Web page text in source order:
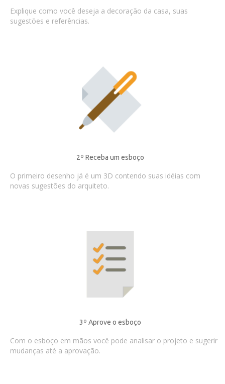
Explique como você deseja a decoração da casa, suas
sugestões e referências.
2º Receba um esboço
O primeiro desenho já é um 3D contendo suas idéias com
novas sugestões do arquiteto.
3º Aprove o esboço
Com o esboço em mãos você pode analisar o projeto e sugerir
mudanças até a aprovação.